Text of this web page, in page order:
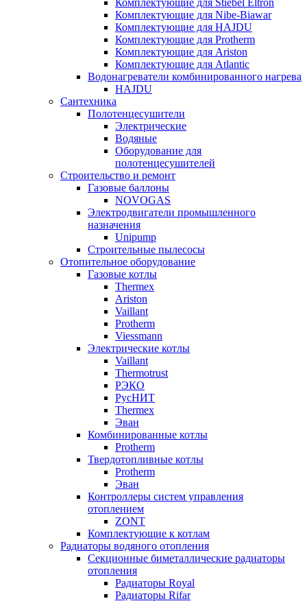
Комплектующие для Stiebel Eltron
Комплектующие для Nibe-Biawar
Комплектующие для HAJDU
Комплектующие для Protherm
Комплектующие для Ariston
Комплектующие для Atlantic
Водонагреватели комбинированного нагрева
HAJDU
Сантехника
Полотенцесушители
Электрические
Водяные
Оборудование для
полотенцесушителей
Строительство и ремонт
Газовые баллоны
NOVOGAS
Электродвигатели промышленного
назначения
Unipump
Строительные пылесосы
Отопительное оборудование
Газовые котлы
Thermex
Ariston
Vaillant
Protherm
Viessmann
Электрические котлы
Vaillant
Thermotrust
РЭКО
РусНИТ
Thermex
Эван
Комбинированные котлы
Protherm
Твердотопливные котлы
Protherm
Эван
Контроллеры систем управления
отоплением
ZONT
Комплектующие к котлам
Радиаторы водяного отопления
Секционные биметаллические радиаторы
отопления
Радиаторы Royal
Радиаторы Rifar